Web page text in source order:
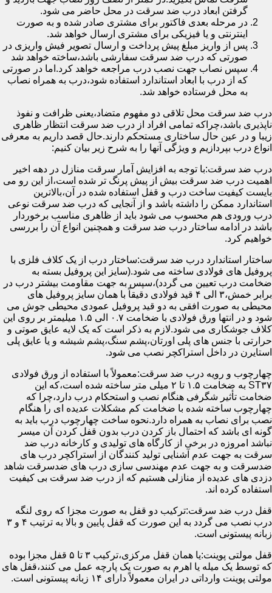
گرفتن ابعاد درب ضد سرقت در محل حاضر می شود.
در مرحله بعدی فاکتور برای مشتری صادر شده و به صورت
اینترنتی و یا فیزیکی برای مشتری ارسال خواهد شد.
پس از واریز مبلغ پیش پرداخت و ارسال تصویر فیش واریزی در
صورتی که درب ضد سرقت سفارشی باشد،ساخته خواهد شد
سپس نصاب جهت نصب درب مراجعه خواهد کرد.اما در صورتی
که از درب با ابعاد استاندارد استفاده شود،درب به همراه نصاب
به محل فرستاده خواهد شد.
درب ضد سرقت محل تلاقی دو مفهوم متضاد،یعنی ظرافت و نفوذ
ناپذیری باشد،چراکه تمامی افراد از درب ضد سرقت انتظار ظاهری
زیبا و در عین حال ساختاری مستحکم دارند.حال قصد داریم به معرفی
انواع درب بپردازیم و ویژگی آنها را به شرح زیر بیان کنیم:
درب ضد سرقت:با توجه به افزایش آمار سرقت منازل در دهه اخیر
اهمیت درب ضد سرقت بیش از پیش پرنگ تر شده است،از این رو می
بایست کیفیت ساخت درب و قفل استفاده شده در آن،بالاترین
استاندارد ممکن را داشته باشد و از آنجایی که درب ضد سرقت نوعی
درب ورودی هم محسوب می شود باید از ظاهری مناسب برخوردار
باشد در ادامه ساختار درب ضد سرقت و همچنین انواع آن را بررسی
خواهیم کرد.
ساختار استاندارد درب ضد سرقت:ساختار درب از یک کلاف فلزی با
پروفیل های فولادی ساخته می شود.(سایز این پروفیل بسته به
ضخامت درب تعیین می گردد)،سپس به جهت مقاومت بیشتر درب در
برابر خمش،۳ الی ۴ قید فولادی دقیقاً با همان سایز پروفیل های
محیطی به صورت افقی به دو قید پروفیل عمودی محیطی جوش می
شود و در انتها ورق فولادی با ضخامت ۰.۷ الی ۱.۵ میلیمتر بر روی این
کلاف جوشکاری می شود.لازم به ذکر است که یک لایه عایق صوتی و
حرارتی با جنس های پلی اورتان،پشم سنگ،پشم شیشه و یا عایق پلی
استایرن در داخل استراکچر نصب می شود.
چهارچوب و رویه درب ضد سرقت:معمولاً با استفاده از ورق فولادی
ST۳۷ به ضخامت ۱.۵ تا ۲ میلی متر ساخته شده است،که این
ضخامت تأثیر شگرفی هنگام نصب و استحکام درب دارد،چرا که
چهارچوب ساخته شده با ضخامت کم مشکلات عدیده ای را هنگام
نصب برای نصاب به همراه دارد.نحوه ساخت چهارچوب درب باید به
گونه ای باشد که احتمال باز کردن درب بدون قفل کردن آن میسر
نباشد امروزه در برخی از کارگاه های تولیدی و کارخانه درب ضد
سرقت به جهت عدم آشنایی تولید کنندگان از استراکچر درب های
ضدسرقت و به جهت عدم مهندسی سازی درب های ضدسرقت شاهد
دزدی های عدیده از منازلی هستیم که از درب ضد سرقت بی کیفیت
استفاده کرده اند.
قفل درب ضد سرقت:ترکیب دو قفل به صورت مجزا که روی لنگه
درب نصب می گردد به این صورت که قفل پایین و بالا به ترتیب ۴ و ۳
زبانه پیستونی است.
قفل مولتی پوینت:یا همان قفل مرکزی،ترکیب ۳ تا ۵ قفل مجزا بوده
که توسط یک میله یا اهرم به صورت یک پارچه عمل می کنند،قفل های
مولتی پوینت وارداتی در ایران معمولاً دارای ۱۴ زبانه پیستونی است.